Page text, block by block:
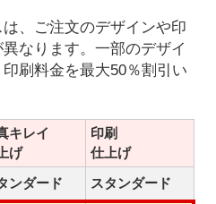
、ご注文のデザインや印
なります。一部のデザイ
刷料金を最大50％割引い
キレイ
げ
印刷
仕上げ
ンダード スタンダード